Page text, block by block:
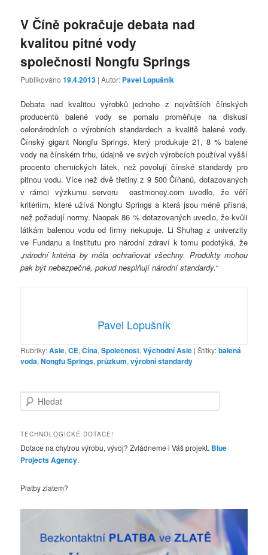
V Číně pokračuje debata nad
kvalitou pitné vody
společnosti Nongfu Springs
Publikováno19.4.2013 | Autor: Pavel Lopušník
Debata nad kvalitou výrobků jednoho z největších čínských
producentů balené vody se pomalu proměňuje na diskusi
celonárodních o výrobních standardech a kvalitě balené vody.
Čínský gigant Nongfu Springs, který produkuje 21, 8 % balené
vody na čínském trhu, údajně ve svých výrobcích používal vyšší
procento chemických látek, než povolují čínské standardy pro
pitnou vodu. Více než dvě třetiny z 9 500 Číňanů, dotazovaných
v rámci výzkumu serveru eastmoney.com uvedlo, že věří
kritériím, které užívá Nongfu Springs a která jsou méně přísná,
než požadují normy. Naopak 86 % dotazovaných uvedlo, že kvůli
látkám balenou vodu od firmy nekupuje. Li Shuhag z univerzity
ve Fundanu a Institutu pro národní zdraví k tomu podotýká, že
„národní kritéria by měla ochraňovat všechny. Produkty mohou
pak být nebezpečné, pokud nesplňují národní standardy.“
Pavel Lopušník
Rubriky:Asie,CE,Čína,Společnost,Východní Asie |Štítky:balená
voda,Nongfu Springs,průzkum,výrobní standardy
l
d
t
TECHNOLOGICKÉ DOTACE!
Dotace na chytrou výrobu, vývoj? Zvládneme i Váš projekt. Blue
Projects Agency.
Platby zlatem?